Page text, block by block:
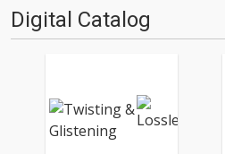
Digital Catalog